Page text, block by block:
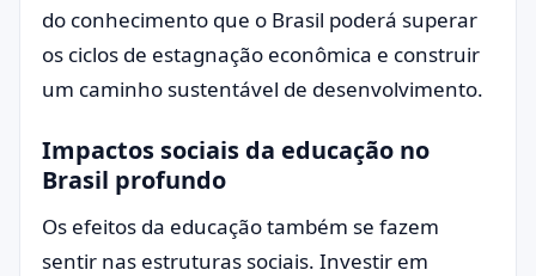
do conhecimento que o Brasil poderá superar
os ciclos de estagnação econômica e construir
um caminho sustentável de desenvolvimento.
Impactos sociais da educação no
Brasil profundo
Os efeitos da educação também se fazem
sentir nas estruturas sociais. Investir em